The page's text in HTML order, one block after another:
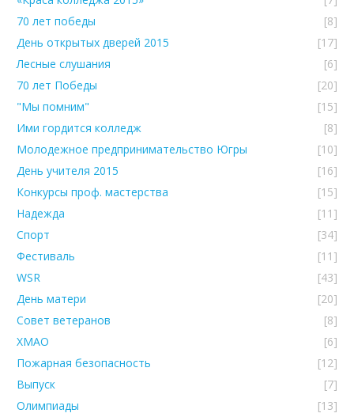
70 лет победы
[8]
День открытых дверей 2015
[17]
Лесные слушания
[6]
70 лет Победы
[20]
"Мы помним"
[15]
Ими гордится колледж
[8]
Молодежное предпринимательство Югры
[10]
День учителя 2015
[16]
Конкурсы проф. мастерства
[15]
Надежда
[11]
Спорт
[34]
Фестиваль
[11]
WSR
[43]
День матери
[20]
Совет ветеранов
[8]
ХМАО
[6]
Пожарная безопасность
[12]
Выпуск
[7]
Олимпиады
[13]